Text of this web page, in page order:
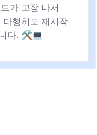
가 고장 나서
다행히도 재시작
니다. 🛠️💻